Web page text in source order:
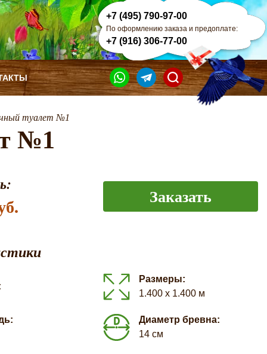
+7 (495) 790-97-00
По оформлению заказа и предоплате:
+7 (916) 306-77-00
туалет №1
№1
Заказать
Размеры:
1.400 х 1.400 м
Диаметр бревна:
14 см